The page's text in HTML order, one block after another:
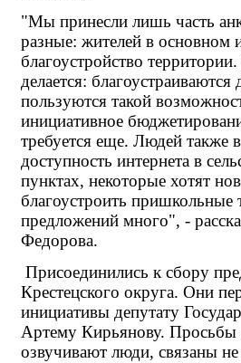
"Мы принесли лишь часть
разные: жителей в основном
благоустройство
делается:
пользуются такой
инициативное
требуется еще. Людей также
доступность интернета в
пунктах, некоторые хотят
благоустроить пришкольные
предложений много", -
Федорова.
Присоединились к сбору
Крестецского округа. Они
инициативы депутату
Артему Кирьянову. Просьбы
озвучивают люди, связаны не